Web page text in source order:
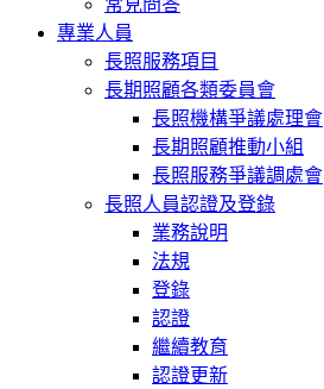
專業人員
長照服務項目
長期照顧各類委員會
長照機構爭議處理會
長期照顧推動小組
長照服務爭議調處會
長照人員認證及登錄
業務說明
法規
登錄
認證
繼續教育
認證更新